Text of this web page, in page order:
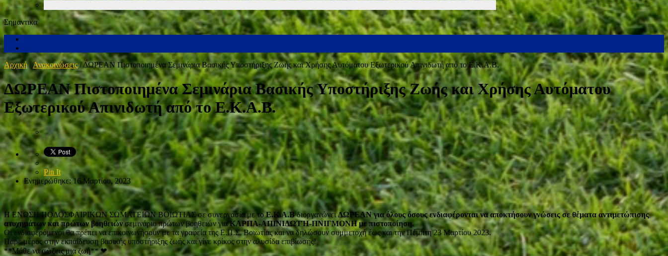
Σημαντικα
Αρχική/Ανακοινώσεις/ΔΩΡΕΑΝ Πιστοποιημένα Σεμινάρια Βασικής Υποστήριξης Ζωής και Χρήσης Αυτόματου Εξωτερικού Απινιδωτή από το Ε.Κ.Α.Β.
ΔΩΡΕΑΝ Πιστοποιημένα Σεμινάρια Βασικής Υποστήριξης Ζωής και Χρήσης Αυτόματου
Εξωτερικού Απινιδωτή από το Ε.Κ.Α.Β.
Pin It
Ενημερώθηκε: 16 Μαρτίου, 2023
Η ΕΝΩΣΗ ΠΟΔΟΣΦΑΙΡΙΚΩΝ ΣΩΜΑΤΕΙΩΝ ΒΟΙΩΤΙΑΣ σε συνεργασία με τοΕ.Κ.Α.ΒδιοργανώνειΔΩΡΕΑΝ για όλους όσους ενδιαφέρονται να αποκτήσουν γνώσεις σε θέματα αντιμετώπισης
ατυχημάτων και πρώτων βοηθειών σεμινάριο πρώτων βοηθειών γιαΚΑΡΠΑ-ΑΠΙΝΙΔΩΤΉ-ΠΝΙΓΜΟΝΗ με πιστοποίηση.
Οι ενδιαφερόμενοι θα πρέπει να επικοινωνήσουν με τα γραφεία της Ε.Π.Σ. Βοιωτίας και να δηλώσουν συμμετοχή έως και την Πέμπτη 23 Μαρτίου 2023.
Πάρε μέρος στην εκπαίδευση βασικής υποστήριξης ζωής και γίνε κρίκος στην αλυσίδα επιβίωσης!
**Μάθε να σώζεις μια ζωή** ❤